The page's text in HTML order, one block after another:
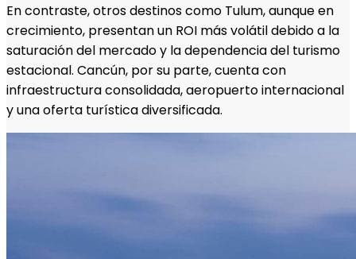
En contraste, otros destinos como Tulum, aunque en
crecimiento, presentan un ROI más volátil debido a la
saturación del mercado y la dependencia del turismo
estacional. Cancún, por su parte, cuenta con
infraestructura consolidada, aeropuerto internacional
y una oferta turística diversificada.